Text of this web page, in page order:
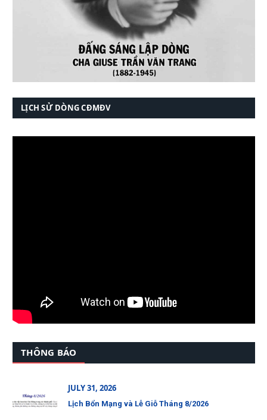
LỊCH SỬ DÒNG CĐMĐV
THÔNG BÁO
JULY 31, 2026
Lịch Bổn Mạng và Lễ Giỗ Tháng 8/2026